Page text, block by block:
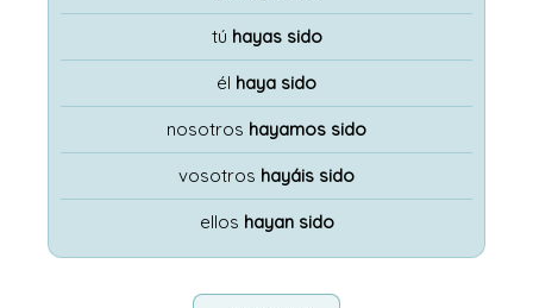
tú hayas sido
él haya sido
nosotros hayamos sido
vosotros hayáis sido
ellos hayan sido